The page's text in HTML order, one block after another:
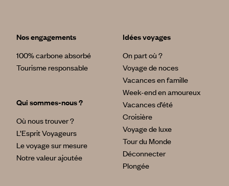
Nos engagements
100% carbone absorbé
Tourisme responsable
Qui sommes-nous ?
Où nous trouver ?
L’Esprit Voyageurs
Le voyage sur mesure
Notre valeur ajoutée
Idées voyages
On part où ?
Voyage de noces
Vacances en famille
Week-end en amoureux
Vacances d’été
Croisière
Voyage de luxe
Tour du Monde
Déconnecter
Plongée